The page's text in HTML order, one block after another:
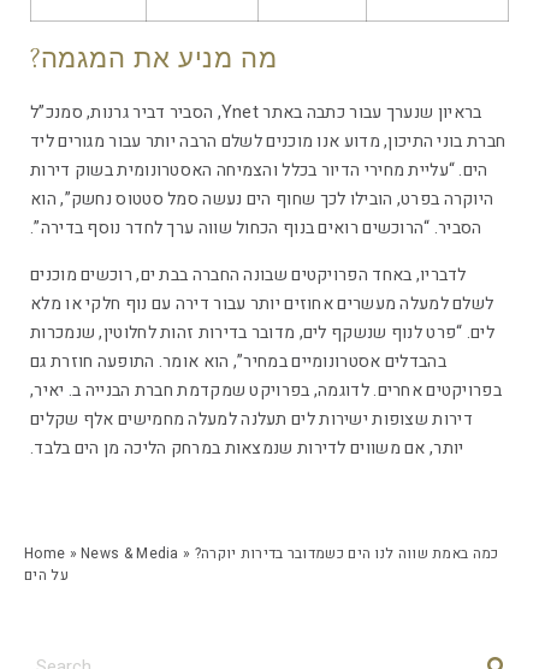
Home »News & Media » ?כמה באמת שווה לנו הים כשמדובר בדירות יוקרה
על הים
מה מניע את המגמה?
בראיון שנערך עבור כתבה באתר Ynet, הסביר דביר גרנות, סמנכ”ל
חברת בוני התיכון, מדוע אנו מוכנים לשלם הרבה יותר עבור מגורים ליד
הים. “עליית מחירי הדיור בכלל והצמיחה האסטרונומית בשוק דירות
היוקרה בפרט, הובילו לכך שחוף הים נעשה סמל סטטוס נחשק”, הוא
הסביר. “הרוכשים רואים בנוף הכחול שווה ערך לחדר נוסף בדירה”.
לדבריו, באחד הפרויקטים שבונה החברה בבת ים, רוכשים מוכנים
לשלם למעלה מעשרים אחוזים יותר עבור דירה עם נוף חלקי או מלא
לים. “פרט לנוף שנשקף לים, מדובר בדירות זהות לחלוטין, שנמכרות
בהבדלים אסטרונומיים במחיר”, הוא אומר. התופעה חוזרת גם
בפרויקטים אחרים. לדוגמה, בפרויקט שמקדמת חברת הבנייה ב. יאיר,
דירות שצופות ישירות לים תעלנה למעלה מחמישים אלף שקלים
יותר, אם משווים לדירות שנמצאות במרחק הליכה מן הים בלבד.